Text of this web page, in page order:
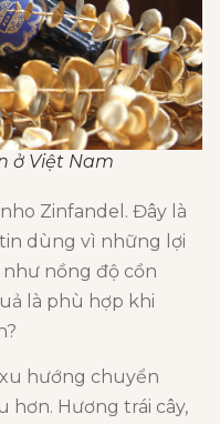
ở Việt Nam
Zinfandel. Đây là
dùng vì những lợi
như nồng độ cồn
là phù hợp khi
hướng chuyển
hơn. Hương trái cây,